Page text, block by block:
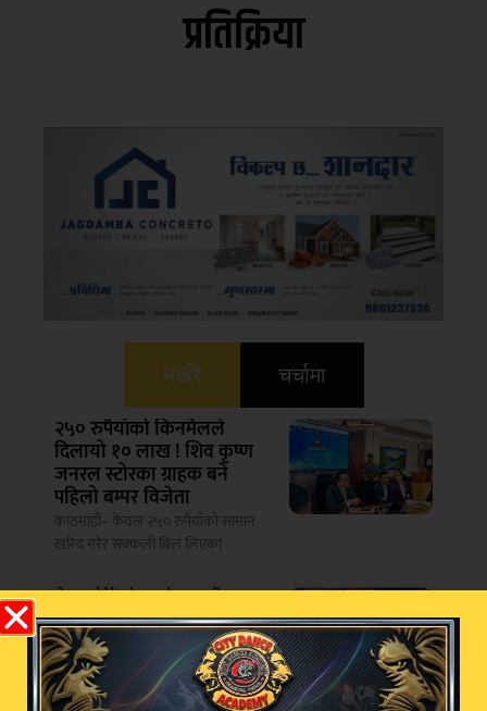
प्रतिक्रिया
भर्खरै चर्चामा
२५० रुपैयाँको किनमेलले
दिलायो १० लाख ! शिव कृष्ण
जनरल स्टोरका ग्राहक बने
पहिलो बम्पर विजेता
काठमाडौं– केवल २५० रुपैयाँको सामान
खरिद गरेर सक्कली बिल लिएका
तेल चोरीको आरोपमा सौदागर
पेट्रोल पम्पका सञ्चालक सुनैन
मियाँसहित सात जना पक्राउ
वीरगन्ज– सरकारी इन्धन चोरी गरेको
आरोपमा पर्सा प्रहरीले वीरगन्जस्थित